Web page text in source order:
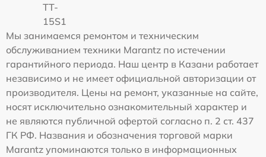
TT-
15S1
Мы занимаемся ремонтом и техническим
обслуживанием техники Marantz по истечении
гарантийного периода. Наш центр в Казани работает
независимо и не имеет официальной авторизации от
производителя. Цены на ремонт, указанные на сайте,
носят исключительно ознакомительный характер и
не являются публичной офертой согласно п. 2 ст. 437
ГК РФ. Названия и обозначения торговой марки
Marantz упоминаются только в информационных